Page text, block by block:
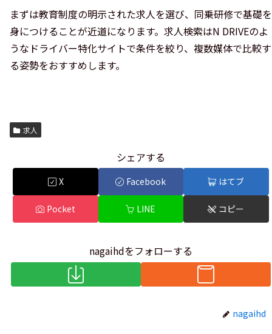
まずは教育制度の明示された求人を選び、同乗研修で基礎を
身につけることが近道になります。求人検索はN DRIVEのよ
うなドライバー特化サイトで条件を絞り、複数媒体で比較す
る姿勢をおすすめします。
求人
シェアする
X Facebook はてブ
Pocket LINE コピー
nagaihdをフォローする
nagaihd